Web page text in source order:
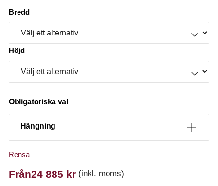
Bredd
Höjd
Obligatoriska val
Hängning
Rensa
Från24 885 kr (inkl. moms)